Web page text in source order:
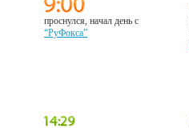
проснулся, начал день с
“РуФокса”